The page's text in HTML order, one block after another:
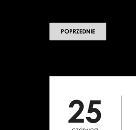
POPRZEDNIE
25